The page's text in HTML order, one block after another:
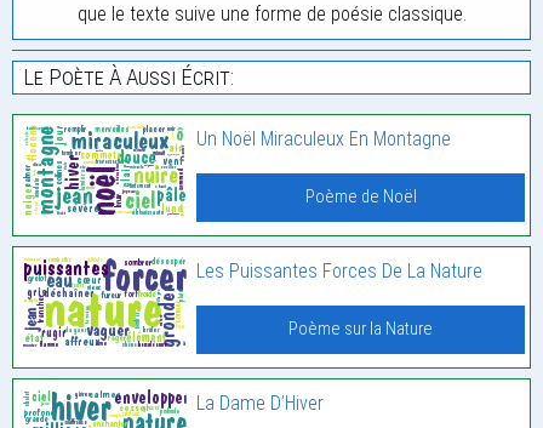
que le texte suive une forme de poésie classique.
Le Poète À Aussi Écrit:
Un Noël Miraculeux En Montagne
Poème de Noël
Les Puissantes Forces De La Nature
Poème sur la Nature
La Dame D’Hiver